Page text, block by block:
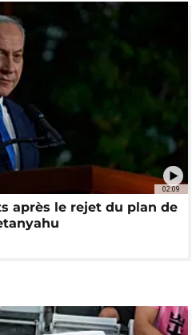
02:09
après le rejet du plan de